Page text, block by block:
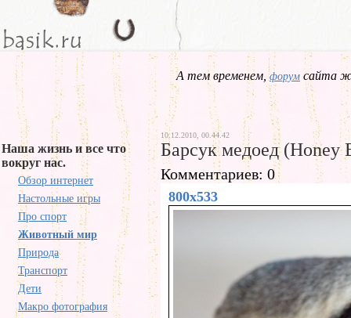
А тем временем,форум сайта
Наша жизнь и все что
вокруг нас.
Обзор интернет
Настольные игры
Про спорт
Животный мир
Природа
Транспорт
Дети
Макро фотография
10.12.2010, 00.44.42
Барсук медоед (Honey
Комментариев: 0
800x533